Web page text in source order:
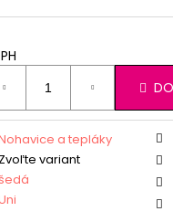
a tepláky
Zvoľte variant